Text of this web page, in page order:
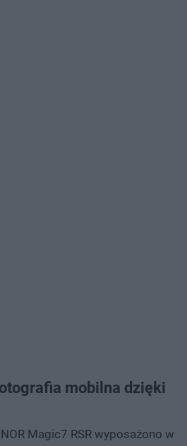
mobilna dzięki
Magic7 RSR wyposażono w